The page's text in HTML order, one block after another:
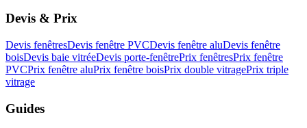
Devis & Prix
Devis fenêtresDevis fenêtre PVCDevis fenêtre aluDevis fenêtre
boisDevis baie vitréeDevis porte-fenêtrePrix fenêtresPrix fenêtre
PVCPrix fenêtre aluPrix fenêtre boisPrix double vitragePrix triple
vitrage
Guides